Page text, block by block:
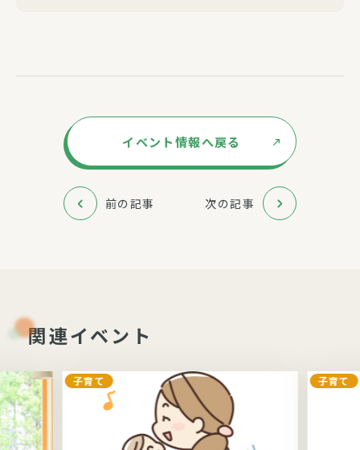
イベント情報へ戻る
前の記事 次の記事
関連イベント
子育て 子育て